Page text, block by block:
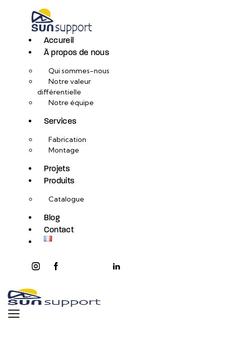
Accureil
À propos de nous
Qui sommes-nous
Notre valeur
différentielle
Notre équipe
Services
Fabrication
Montage
Projets
Produits
Catalogue
Blog
Contact
instagramfacebook-
youtube2
linkedin